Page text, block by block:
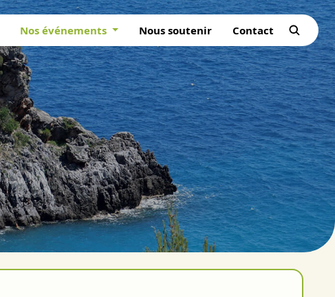
Nos événements Nous soutenir Contact